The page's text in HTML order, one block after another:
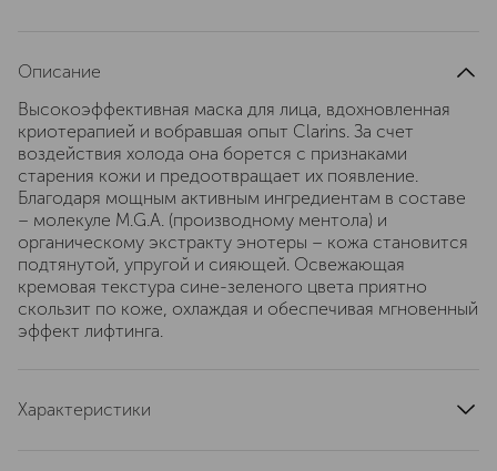
Описание
Высокоэффективная маска для лица, вдохновленная
криотерапией и вобравшая опыт Clarins. За счет
воздействия холода она борется с признаками
старения кожи и предоотвращает их появление.
Благодаря мощным активным ингредиентам в составе
– молекуле M.G.A. (производному ментола) и
органическому экстракту энотеры – кожа становится
подтянутой, упругой и сияющей. Освежающая
кремовая текстура сине-зеленого цвета приятно
скользит по коже, охлаждая и обеспечивая мгновенный
эффект лифтинга.
Характеристики